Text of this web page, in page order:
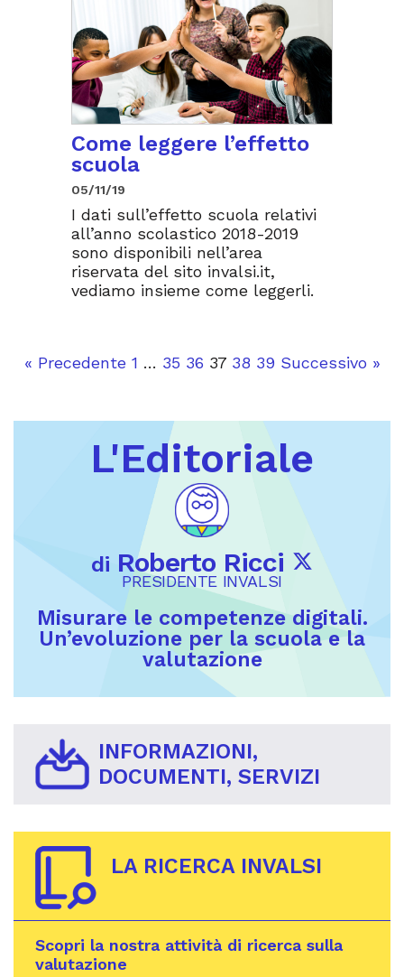
Come leggere l’effetto
scuola
05/11/19
I dati sull’effetto scuola relativi
all’anno scolastico 2018-2019
sono disponibili nell’area
riservata del sito invalsi.it,
vediamo insieme come leggerli.
« Precedente 1 … 35 36 37 38 39 Successivo »
L'Editoriale
di Roberto Ricci
PRESIDENTE INVALSI
Misurare le competenze digitali.
Un’evoluzione per la scuola e la
valutazione
INFORMAZIONI,
DOCUMENTI, SERVIZI
LA RICERCA INVALSI
Scopri la nostra attività di ricerca sulla
valutazione